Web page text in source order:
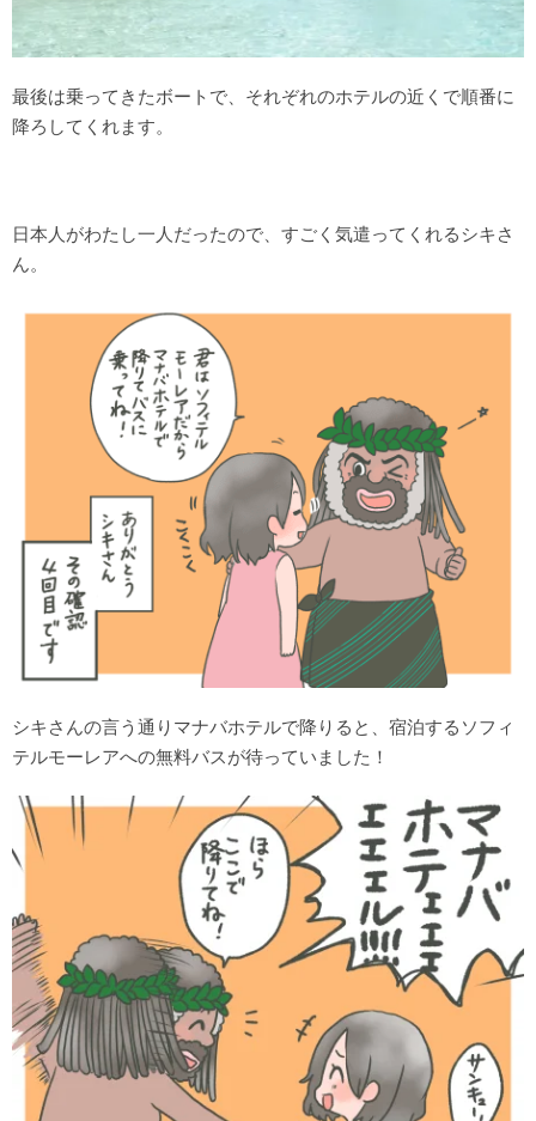
最後は乗ってきたボートで、それぞれのホテルの近くで順番に
降ろしてくれます。
日本人がわたし一人だったので、すごく気遣ってくれるシキさ
ん。
シキさんの言う通りマナバホテルで降りると、宿泊するソフィ
テルモーレアへの無料バスが待っていました！